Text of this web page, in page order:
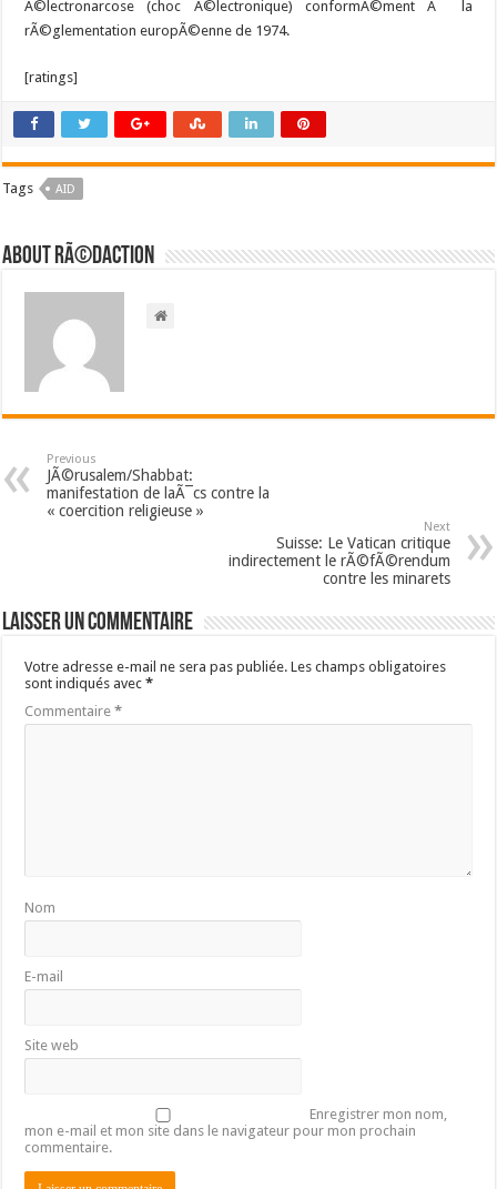
Ã©lectronarcose (choc Ã©lectronique) conformÃ©ment Ã la
rÃ©glementation europÃ©enne de 1974.
[ratings]
Tags AID
About RÃ©daction
Previous
JÃ©rusalem/Shabbat:
manifestation de laÃ¯cs contre la
« coercition religieuse »
Next
Suisse: Le Vatican critique
indirectement le rÃ©fÃ©rendum
contre les minarets
Laisser un commentaire
Votre adresse e-mail ne sera pas publiée. Les champs obligatoires
sont indiqués avec*
Commentaire*
Nom
E-mail
Site web
Enregistrer mon nom,
mon e-mail et mon site dans le navigateur pour mon prochain
commentaire.